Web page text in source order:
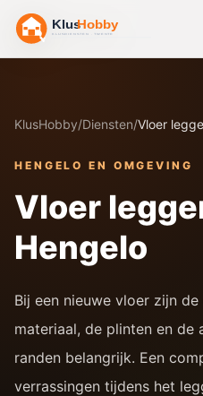
KlusHobby/Diensten/Vloer
HENGELO EN OMGEVING
Vloer
Hengelo
Bij een nieuwe vloer zijn
materiaal, de plinten en de
randen belangrijk. Een
verrassingen tijdens het